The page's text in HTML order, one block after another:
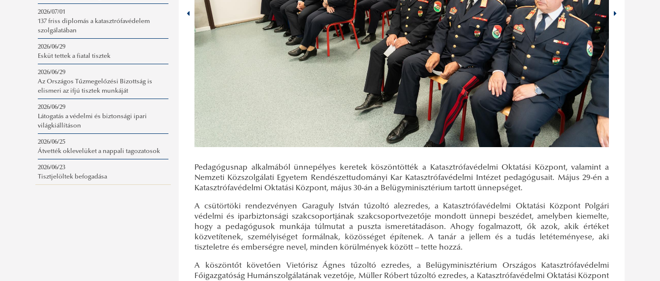
2026/07/01
137 friss diplomás a katasztrófavédelem
szolgálatában
2026/06/29
Esküt tettek a fiatal tisztek
2026/06/29
Az Országos Tűzmegelőzési Bizottság is
elismeri az ifjú tisztek munkáját
2026/06/29
Látogatás a védelmi és biztonsági ipari
világkiállításon
2026/06/25
Átvették oklevelüket a nappali tagozatosok
2026/06/23
Tisztjelöltek befogadása
Pedagógusnap alkalmából ünnepélyes keretek köszöntötték a Katasztrófavédelmi Oktatási Központ, valamint a
Nemzeti Közszolgálati Egyetem Rendészettudományi Kar Katasztrófavédelmi Intézet pedagógusait. Május 29-én a
Katasztrófavédelmi Oktatási Központ, május 30-án a Belügyminisztérium tartott ünnepséget.
A csütörtöki rendezvényen Garaguly István tűzoltó alezredes, a Katasztrófavédelmi Oktatási Központ Polgári
védelmi és iparbiztonsági szakcsoportjának szakcsoportvezetője mondott ünnepi beszédet, amelyben kiemelte,
hogy a pedagógusok munkája túlmutat a puszta ismeretátadáson. Ahogy fogalmazott, ők azok, akik értéket
közvetítenek, személyiséget formálnak, közösséget építenek. A tanár a jellem és a tudás letéteményese, aki
tiszteletre és emberségre nevel, minden körülmények között – tette hozzá.
A köszöntőt követően Vietórisz Ágnes tűzoltó ezredes, a Belügyminisztérium Országos Katasztrófavédelmi
Főigazgatóság Humánszolgálatának vezetője, Müller Róbert tűzoltó ezredes, a Katasztrófavédelmi Oktatási Központ